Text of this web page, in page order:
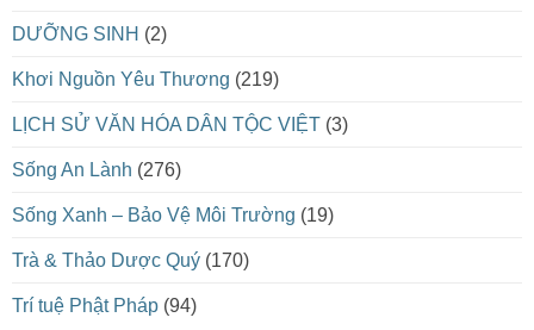
DƯỠNG SINH (2)
Khơi Nguồn Yêu Thương (219)
LỊCH SỬ VĂN HÓA DÂN TỘC VIỆT (3)
Sống An Lành (276)
Sống Xanh – Bảo Vệ Môi Trường (19)
Trà & Thảo Dược Quý (170)
Trí tuệ Phật Pháp (94)